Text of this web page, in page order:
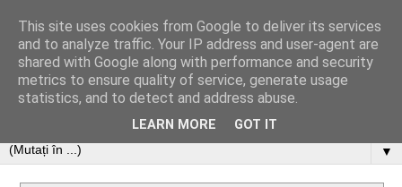
▼
This site uses cookies from Google to deliver its services
and to analyze traffic. Your IP address and user-agent are
shared with Google along with performance and security
metrics to ensure quality of service, generate usage
statistics, and to detect and address abuse.
LEARN MORE GOT IT